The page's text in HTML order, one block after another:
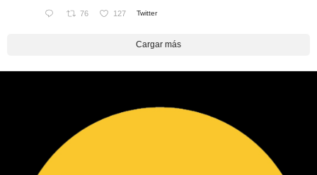
76 127 Twitter
Cargar más